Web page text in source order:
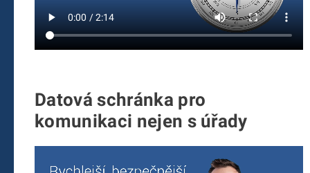
Datová schránka pro
komunikaci nejen s úřady